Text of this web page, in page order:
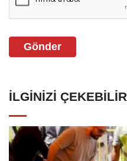
Gönder
İLGINIZI ÇEKEBILIR